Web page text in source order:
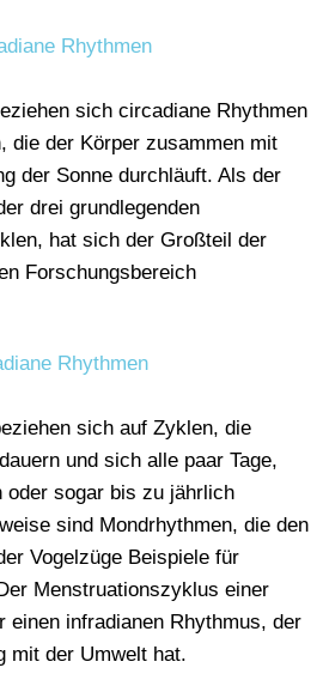
Rhythmen
sich circadiane Rhythmen
die der Körper zusammen mit
der Sonne durchläuft. Als der
drei grundlegenden
hat sich der Großteil der
Forschungsbereich
Rhythmen
sich auf Zyklen, die
und sich alle paar Tage,
oder sogar bis zu jährlich
sind Mondrhythmen, die den
Vogelzüge Beispiele für
Menstruationszyklus einer
einen infradianen Rhythmus, der
mit der Umwelt hat.